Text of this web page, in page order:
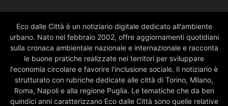
Eco dalle Città è un notiziario digitale dedicato all'ambiente
urbano. Nato nel febbraio 2002, offre aggiornamenti quotidiani
sulla cronaca ambientale nazionale e internazionale e racconta
le buone pratiche realizzate nei territori per sviluppare
l'economia circolare e favorire l'inclusione sociale. Il notiziario è
strutturato con rubriche dedicate alle città di Torino, Milano,
Roma, Napoli e alla regione Puglia. Le tematiche che da ben
quindici anni caratterizzano Eco dalle Città sono quelle relative